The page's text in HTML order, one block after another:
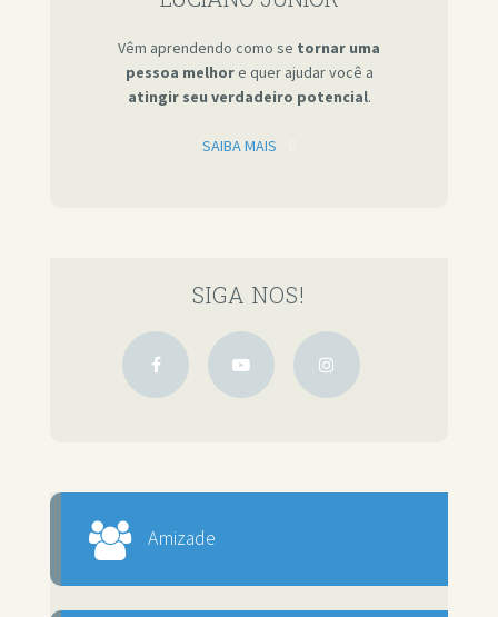
Vêm aprendendo como se tornar uma
pessoa melhore quer ajudar você a
atingir seu verdadeiro potencial.
SAIBA MAIS
SIGA NOS!
Amizade